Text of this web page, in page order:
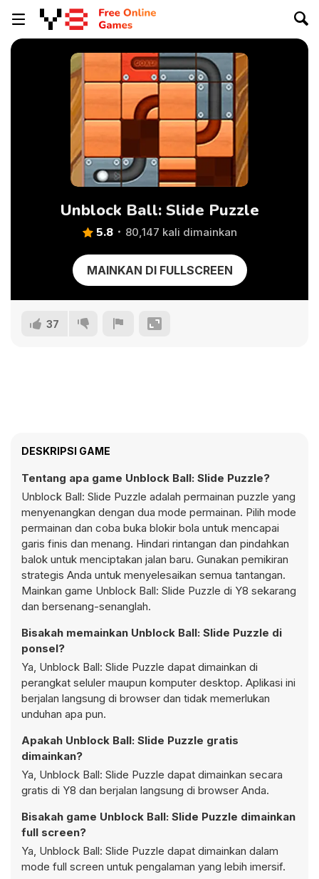
Unblock Ball: Slide Puzzle
5.8 80,147 kali dimainkan
MAINKAN DI FULLSCREEN
37
DESKRIPSI GAME
Tentang apa game Unblock Ball: Slide Puzzle?
Unblock Ball: Slide Puzzle adalah permainan puzzle yang
menyenangkan dengan dua mode permainan. Pilih mode
permainan dan coba buka blokir bola untuk mencapai
garis finis dan menang. Hindari rintangan dan pindahkan
balok untuk menciptakan jalan baru. Gunakan pemikiran
strategis Anda untuk menyelesaikan semua tantangan.
Mainkan game Unblock Ball: Slide Puzzle di Y8 sekarang
dan bersenang-senanglah.
Bisakah memainkan Unblock Ball: Slide Puzzle di
ponsel?
Ya, Unblock Ball: Slide Puzzle dapat dimainkan di
perangkat seluler maupun komputer desktop. Aplikasi ini
berjalan langsung di browser dan tidak memerlukan
unduhan apa pun.
Apakah Unblock Ball: Slide Puzzle gratis
dimainkan?
Ya, Unblock Ball: Slide Puzzle dapat dimainkan secara
gratis di Y8 dan berjalan langsung di browser Anda.
Bisakah game Unblock Ball: Slide Puzzle dimainkan
full screen?
Ya, Unblock Ball: Slide Puzzle dapat dimainkan dalam
mode full screen untuk pengalaman yang lebih imersif.